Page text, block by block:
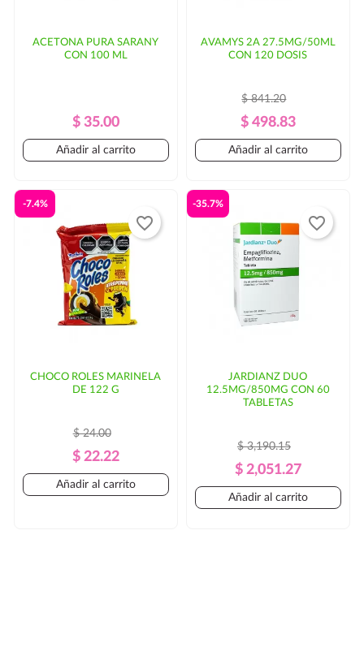
ACETONA PURA SARANY
CON 100 ML
Precio
Regular
Precio
$ 35.00
Añadir al carrito
AVAMYS 2A 27.5MG/50ML
CON 120 DOSIS
Precio
Regular
$ 841.20
Precio
$ 498.83
Añadir al carrito
CHOCO ROLES MARINELA
DE 122 G
Precio
Regular
$ 24.00
Precio
$ 22.22
-7.4%
Añadir al carrito
favorite_border
JARDIANZ DUO
12.5MG/850MG CON 60
TABLETAS
Precio
Regular
$ 3,190.15
Precio
$ 2,051.27
-35.7%
Añadir al carrito
favorite_border